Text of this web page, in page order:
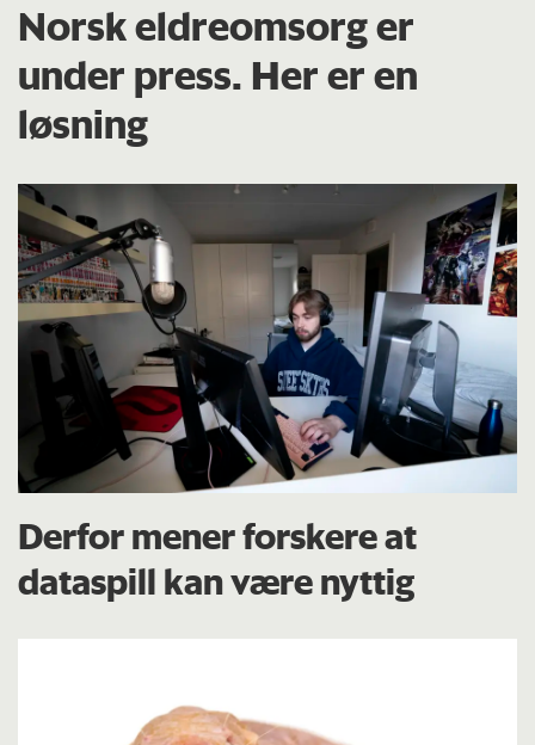
Norsk eldreomsorg er
under press. Her er en
løsning
Derfor mener forskere at
dataspill kan være nyttig